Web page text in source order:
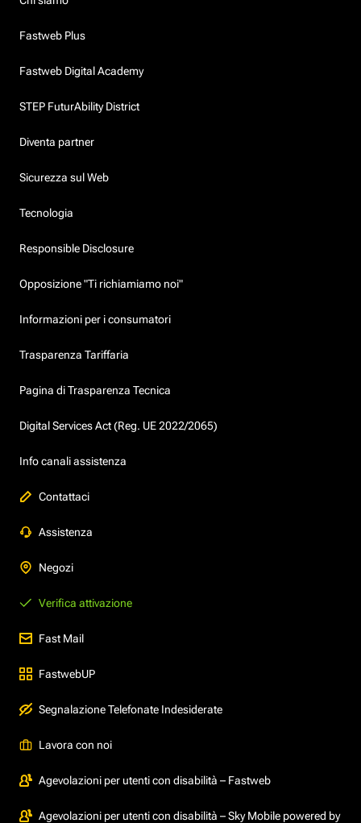
Fastweb Plus
Fastweb Digital Academy
STEP FuturAbility District
Diventa partner
Sicurezza sul Web
Tecnologia
Responsible Disclosure
Opposizione "Ti richiamiamo noi"
Informazioni per i consumatori
Trasparenza Tariffaria
Pagina di Trasparenza Tecnica
Digital Services Act (Reg. UE 2022/2065)
Info canali assistenza
Contattaci
Assistenza
Negozi
Verifica attivazione
Fast Mail
FastwebUP
Segnalazione Telefonate Indesiderate
Lavora con noi
Agevolazioni per utenti con disabilità – Fastweb
Agevolazioni per utenti con disabilità – Sky Mobile powered by